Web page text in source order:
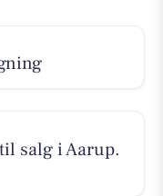
salg i Aarup.